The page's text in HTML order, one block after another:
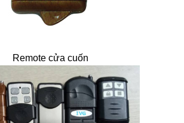
Remote cửa cuốn